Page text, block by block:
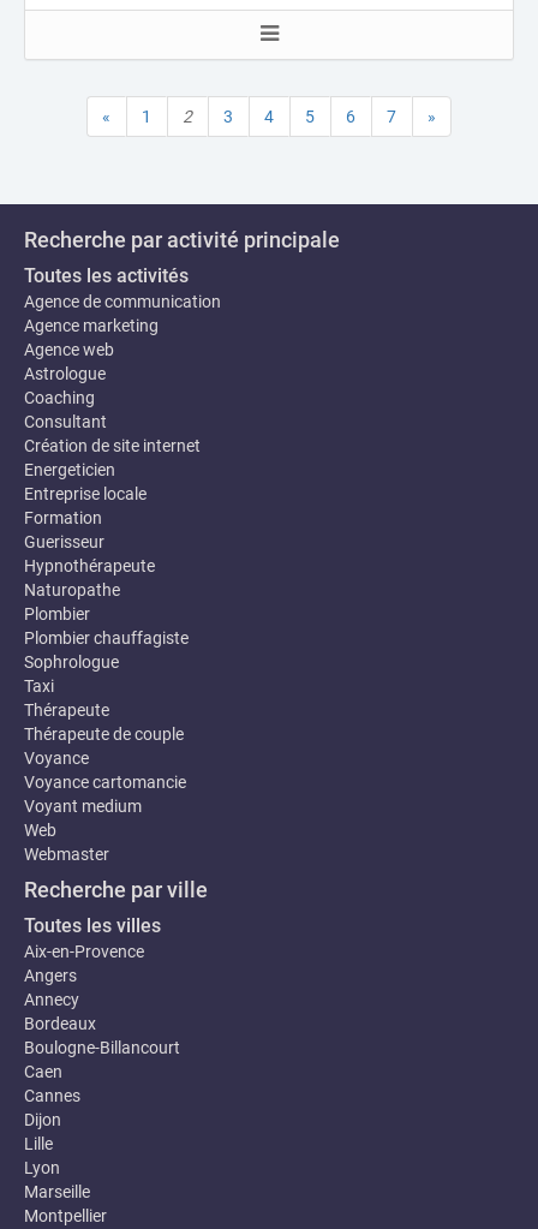
« 1 2 3 4 5 6 7 »
Recherche par activité principale
Toutes les activités
Agence de communication
Agence marketing
Agence web
Astrologue
Coaching
Consultant
Création de site internet
Energeticien
Entreprise locale
Formation
Guerisseur
Hypnothérapeute
Naturopathe
Plombier
Plombier chauffagiste
Sophrologue
Taxi
Thérapeute
Thérapeute de couple
Voyance
Voyance cartomancie
Voyant medium
Web
Webmaster
Recherche par ville
Toutes les villes
Aix-en-Provence
Angers
Annecy
Bordeaux
Boulogne-Billancourt
Caen
Cannes
Dijon
Lille
Lyon
Marseille
Montpellier